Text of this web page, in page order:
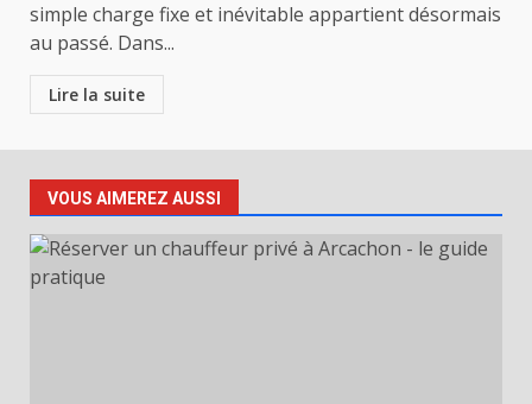
simple charge fixe et inévitable appartient désormais
au passé. Dans...
Lire la suite
VOUS AIMEREZ AUSSI